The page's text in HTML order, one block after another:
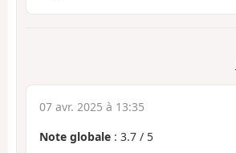
07 avr. 2025 à 13:35
Note globale : 3.7 / 5